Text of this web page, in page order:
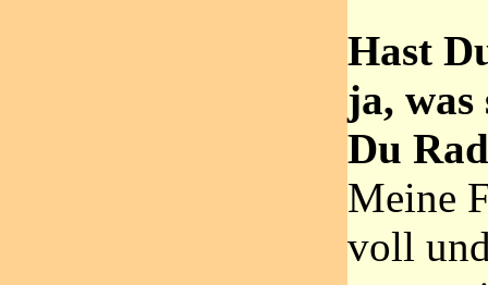
Hast
ja, was
Du
Meine
voll